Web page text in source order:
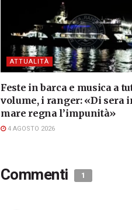
ATTUALITÀ
Feste in barca e musica a
volume, i ranger: «Di sera
mare regna l’impunità»
4 AGOSTO 2026
Commenti 1